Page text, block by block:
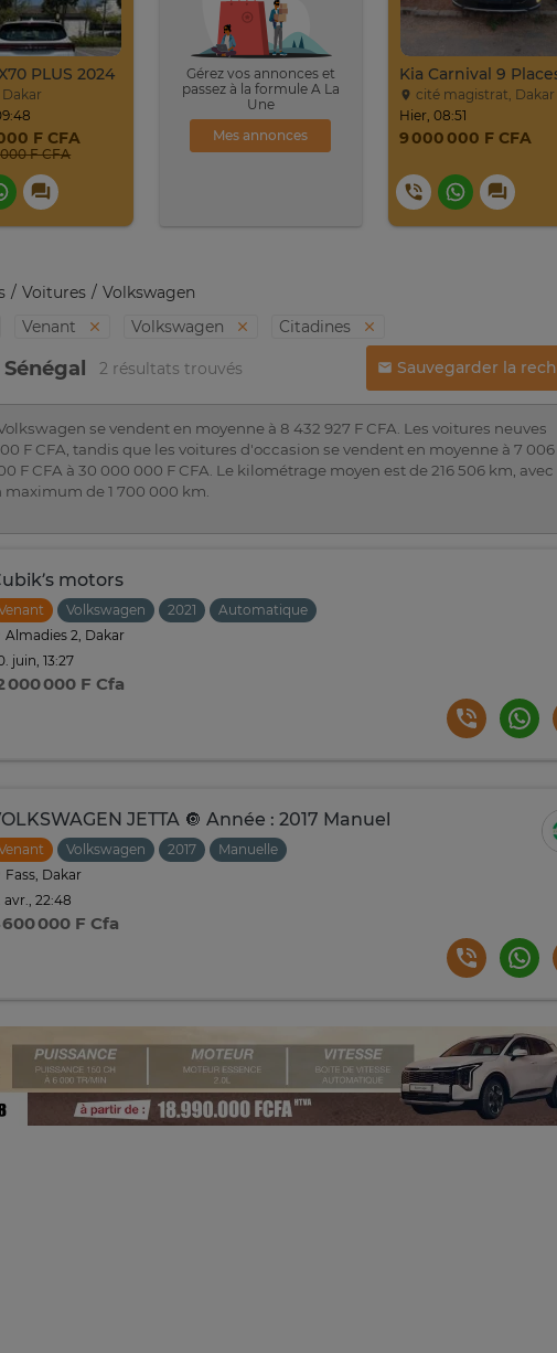
PLUS 2024
F CFA
F CFA
Gérez vos annonces et
passez à la formule A La
Une
Mes annonces
Kia Carnival 9
cité magistrat, Dakar
Hier, 08:51
9 000 000 F CFA
Voitures
Volkswagen
Venant Volkswagen Citadines
2 résultats trouvés Sauvegarder la
se vendent en moyenne à 8 432 927 F CFA. Les voitures neuves
F CFA, tandis que les voitures d'occasion se vendent en moyenne à 7 006
F CFA à 30 000 000 F CFA. Le kilométrage moyen est de 216 506 km, avec
de 1 700 000 km.
motors
Volkswagen 2021
Automatique
Almadies 2, Dakar
juin, 13:27
000 000 F Cfa
JETTA 🔘 Année : 2017 Manuel
Volkswagen 2017
Manuelle
Fass, Dakar
avr., 22:48
600 000 F Cfa